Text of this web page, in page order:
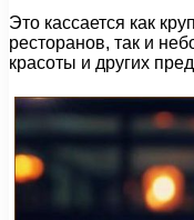
Это кассается как
ресторанов, так и
красоты и других